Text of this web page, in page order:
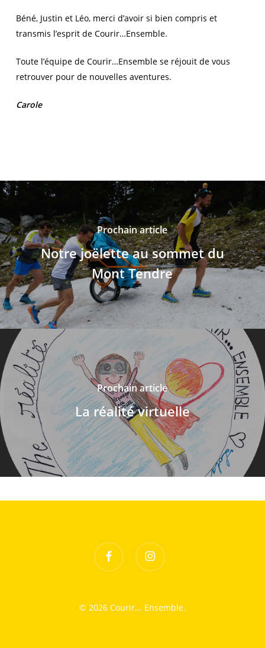
Béné, Justin et Léo, merci d’avoir si bien compris et
transmis l’esprit de Courir…Ensemble.
Toute l’équipe de Courir…Ensemble se réjouit de vous
retrouver pour de nouvelles aventures.
Carole
Prochain article
Notre joëlette au sommet du
Mont Tendre
Prochain article
La réalité virtuelle
facebook instagram
© 2026 Courir... Ensemble.